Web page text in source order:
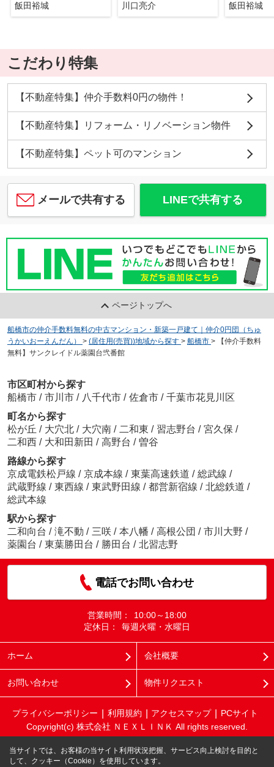
飯田裕城 川口亮介 飯田裕城
こだわり特集
【不動産特集】仲介手数料0円の物件！
【不動産特集】リフォーム・リノベーション物件
【不動産特集】ペット可のマンション
メールで共有する LINEで共有する
ページトップへ
船橋市の仲介手数料無料の中古マンション・新築一戸建て｜仲介0円団（ちゅ
うかいおーえんだん）
> (居住用(売買))地域から探す > 船橋市 >
【仲介手数料
無料】サンクレイドル薬園台弐番館
市区町村から探す
船橋市 / 市川市 / 八千代市 / 佐倉市 / 千葉市花見川区
町名から探す
松が丘 / 大穴北 / 大穴南 / 二和東 / 習志野台 / 宮久保 /
二和西 / 大和田新田 / 高野台 / 曽谷
路線から探す
京成電鉄松戸線 / 京成本線 / 東葉高速鉄道 / 総武線 /
武蔵野線 / 東西線 / 東武野田線 / 都営新宿線 / 北総鉄道 /
総武本線
駅から探す
二和向台 / 滝不動 / 三咲 / 本八幡 / 高根公団 / 市川大野 /
薬園台 / 東葉勝田台 / 勝田台 / 北習志野
電話でお問い合わせ
営業時間：
10:00～18:00
定休日：
毎週火曜・水曜日
ホーム 会社概要
お問い合わせ 物件リクエスト
プライバシーポリシー 利用規約 アクセスマップ
PCサイト
Copyright(c) 株式会社 ＮＥＸＬＩＮＫ All rights reserved.
当サイトでは、お客様の当サイト利用状況把握、サービス向上検討を目的と
して、クッキー（Cookie）を使用しています。